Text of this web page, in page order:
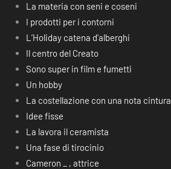
La materia con seni e coseni
I prodotti per i contorni
L’Holiday catena d’alberghi
Il centro del Creato
Sono super in film e fumetti
Un hobby
La costellazione con una nota cintura
Idee fisse
La lavora il ceramista
Una fase di tirocinio
Cameron _ , attrice